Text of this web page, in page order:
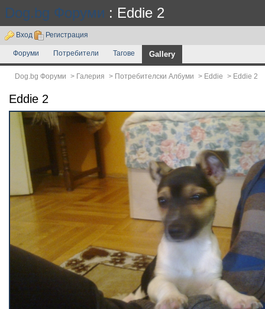
Dog.bg Форуми : Eddie 2
Вход Регистрация
Форуми Потребители Тагове Gallery
Dog.bg Форуми > Галерия > Потребителски Албуми > Eddie > Eddie 2
Eddie 2